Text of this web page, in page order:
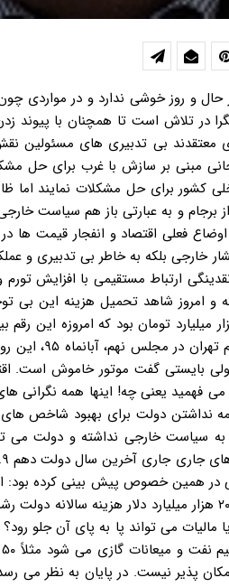
و روز خوشی ندارد و در مواردی
در تلاش است تا همچنان با پیوند
معتقدند بی تدبیری های مسئولین
مبنی بر سازش با غرب برای حل
کشور برای حل مشکلات نمایند اما
برجام و به عبارتی باز هم سیاست
خارجی بلکه به خاطر بی تدبیری و
ارتباط مستقیمی با افزایش
نداشته و امروز شاهد تحمیل هزینه
مسعود
ولی بایستی گفت موتور خاموش است.
فهمید یعنی چه! اینها همه نگرانی
نداشتن دولت برای بهبود شاخص
نیز به سیاست خارجی نداشته و دولت
میرکاظمی در همین خصوص پیش بینی
افزایش پیدا کند، یعنی اگر سالی ۱۵ درصد برای ۲۰۰ هزار
می تواند پا به پای آن جلو
پذیر نیست. در پایان به نظر می